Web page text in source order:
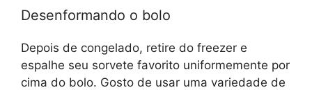
Desenformando o bolo
Depois de congelado, retire do freezer e
espalhe seu sorvete favorito uniformemente por
cima do bolo. Gosto de usar uma variedade de